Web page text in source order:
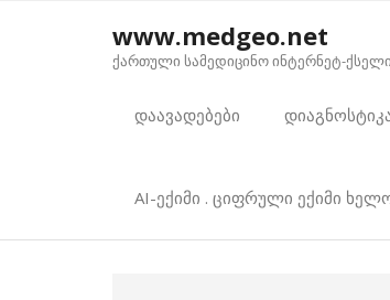
www.medgeo.net
ქართული სამედიცინო ინტერნეტ-
დაავადებები
AI-ექიმი . ციფრული ექიმი